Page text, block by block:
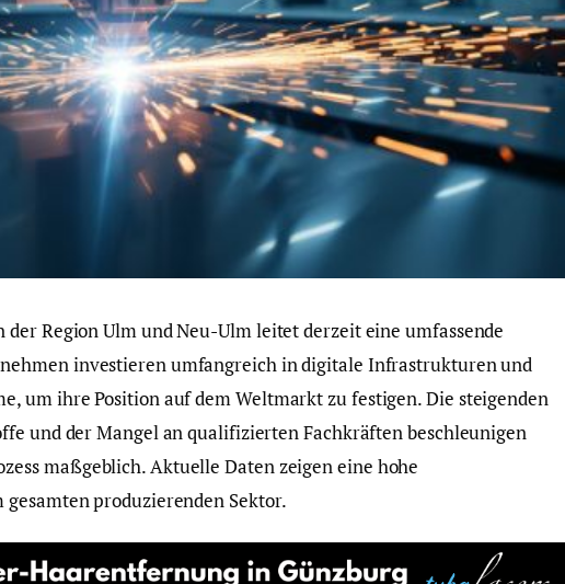
Region Ulm und Neu-Ulm leitet derzeit eine umfassende
investieren umfangreich in digitale Infrastrukturen und
um ihre Position auf dem Weltmarkt zu festigen. Die steigenden
und der Mangel an qualifizierten Fachkräften beschleunigen
maßgeblich. Aktuelle Daten zeigen eine hohe
produzierenden Sektor.